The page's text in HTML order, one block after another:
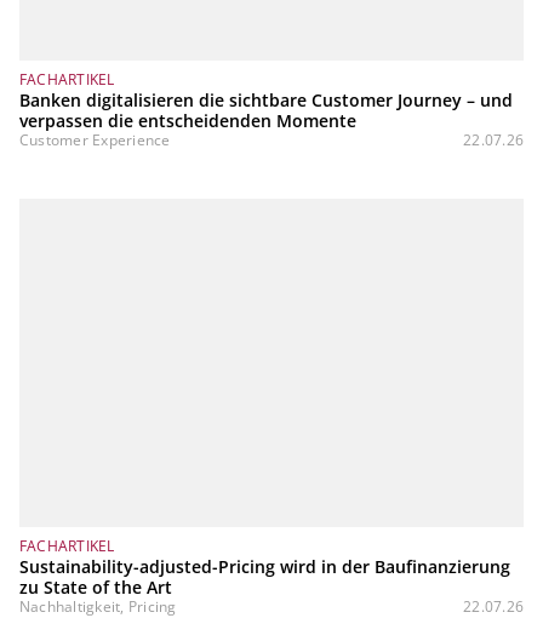
FACHARTIKEL
Banken digitalisieren die sichtbare Customer Journey – und
verpassen die entscheidenden Momente
Customer Experience 22.07.26
FACHARTIKEL
Sustainability-adjusted-Pricing wird in der Baufinanzierung
zu State of the Art
Nachhaltigkeit, Pricing 22.07.26